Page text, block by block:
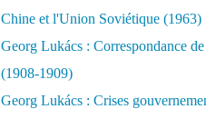
Chine et l'Union Soviétique (1963)
Georg Lukács : Correspondance de
(1908-1909)
Georg Lukács : Crises